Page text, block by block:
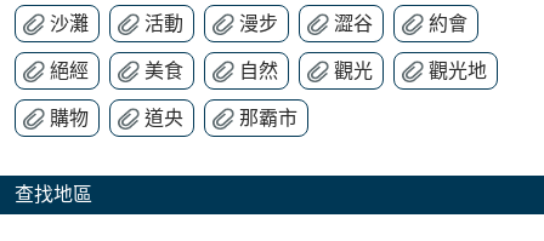
沙灘 活動 漫步 澀谷 約會
絕經 美食 自然 觀光 觀光地
購物 道央 那霸市
查找地區